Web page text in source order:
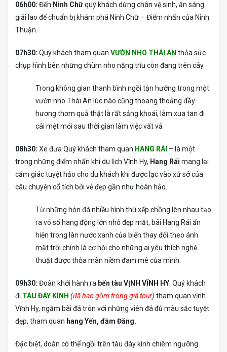
06h00: Đến Ninh Chữquý khách dừng chân vệ sinh, ăn sáng
giải lao để chuẩn bị khám phá Ninh Chữ – Điểm nhấn của Ninh
Thuận.
07h30: Quý khách tham quan VƯỜN NHO THÁI AN thỏa sức
chụp hình bên những chùm nho nặng trĩu còn đang trên cây.
Trong không gian thanh bình ngồi tận hưởng trong một
vườn nho Thái An lúc nào cũng thoang thoảng đầy
hương thơm quả thật là rất sảng khoái, làm xua tan đi
cái mệt mỏi sau thời gian làm việc vất vả
08h30: Xe đưa Quý khách tham quan HANG RÁI – là một
trong những điểm nhấn khi du lịch Vĩnh Hy, Hang Rái mang lại
cảm giác tuyệt hảo cho du khách khi được lạc vào xứ sở của
câu chuyện cổ tích bởi vẻ đẹp gần như hoàn hảo.
Từ những hòn đá nhiều hình thù xếp chồng lên nhau tạo
ra vô số hang động lớn nhỏ đẹp mắt, bãi Hang Rái ẩn
hiện trong làn nước xanh của biển thay đổi theo ánh
mặt trời chính là cơ hội cho những ai yêu thích nghệ
thuật được thỏa mãn niềm đam mê của mình.
09h30: Đoàn khởi hành ra bến tàu VỊNH VĨNH HY . Quý khách
đi TÀU ĐÁY KÍNH (đã bao gồm trong giá tour) tham quan vịnh
Vĩnh Hy, ngắm bãi đá tròn với những viên đá đủ màu sắc tuyệt
đẹp, tham quan hang Yến, đầm Đăng.
Đặc biệt, đoàn có thể ngồi trên tàu đáy kính chiêm ngưỡng